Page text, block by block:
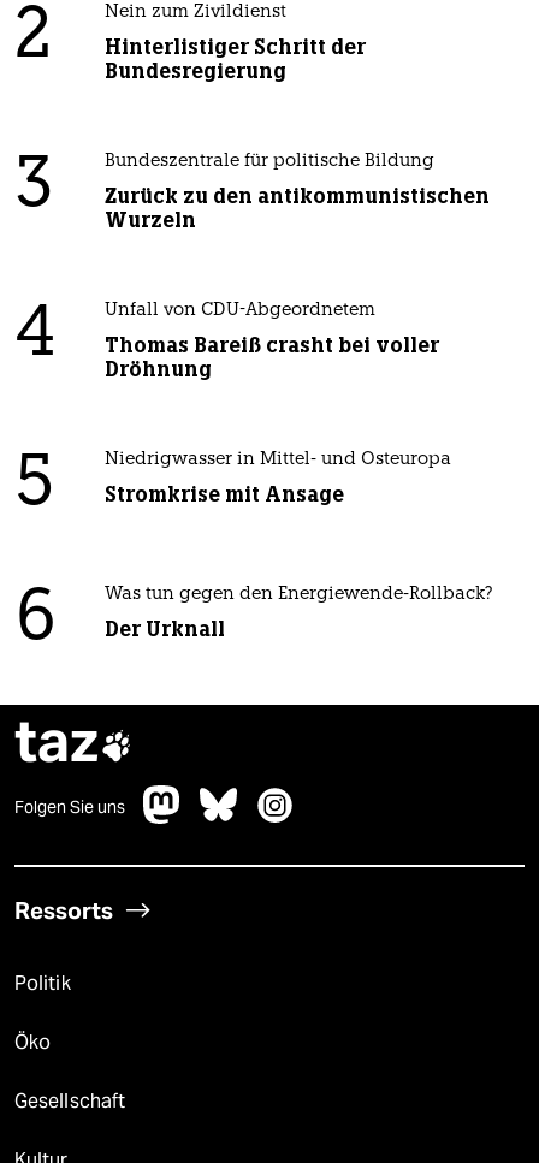
2 Nein zum Zivildienst
Hinterlistiger Schritt der
Bundesregierung
3 Bundeszentrale für politische Bildung
Zurück zu den antikommunistischen
Wurzeln
4 Unfall von CDU-Abgeordnetem
Thomas Bareiß crasht bei voller
Dröhnung
5 Niedrigwasser in Mittel- und Osteuropa
Stromkrise mit Ansage
6 Was tun gegen den Energiewende-Rollback?
Der Urknall
taz
Folgen Sie uns
Ressorts
Politik
Öko
Gesellschaft